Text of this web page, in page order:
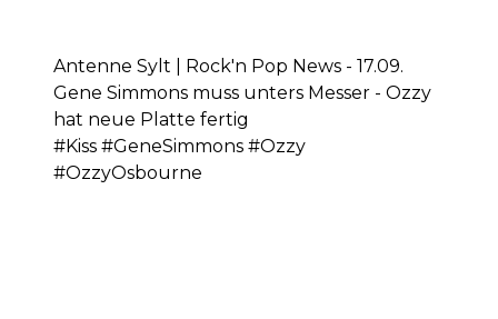
Antenne Sylt | Rock'n Pop News - 17.09.
Gene Simmons muss unters Messer - Ozzy
hat neue Platte fertig
#Kiss #GeneSimmons #Ozzy
#OzzyOsbourne